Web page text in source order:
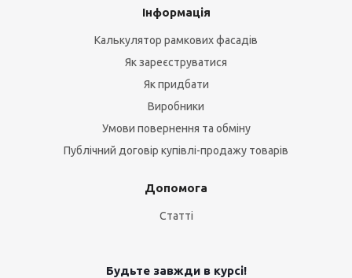
Інформація
Калькулятор рамкових фасадів
Як зареєструватися
Як придбати
Виробники
Умови повернення та обміну
Публічний договір купівлі-продажу товарів
Допомога
Статті
Будьте завжди в курсі!